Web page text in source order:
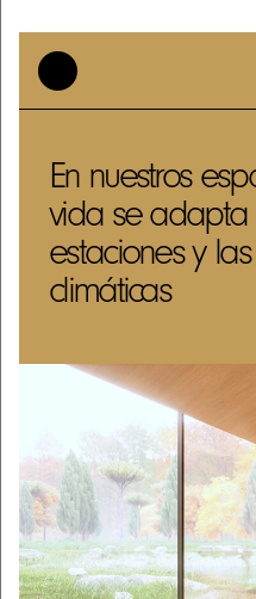
En nuestros
vida se
estaciones y
climáticas